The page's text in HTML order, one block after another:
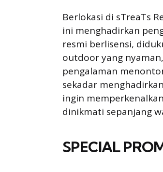
Berlokasi di sTreaTs
ini menghadirkan
resmi berlisensi,
outdoor yang
pengalaman
sekadar
ingin
dinikmati sepanjang
SPECIAL